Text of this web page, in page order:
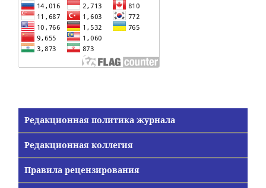
Редакционная политика журнала
Редакционная коллегия
Правила рецензирования